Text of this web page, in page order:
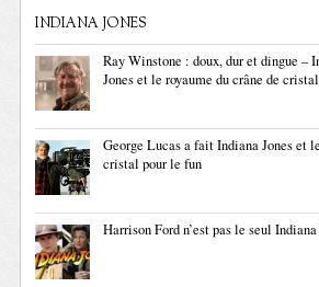
INDIANA JONES
Ray Winstone : doux, dur et dingue –
Jones et le royaume du crâne de cristal
George Lucas a fait Indiana Jones et
cristal pour le fun
Harrison Ford n’est pas le seul Indiana